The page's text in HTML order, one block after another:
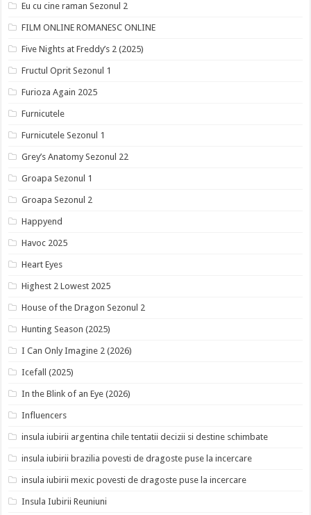
Eu cu cine raman Sezonul 2
FILM ONLINE ROMANESC ONLINE
Five Nights at Freddy’s 2 (2025)
Fructul Oprit Sezonul 1
Furioza Again 2025
Furnicutele
Furnicutele Sezonul 1
Grey’s Anatomy Sezonul 22
Groapa Sezonul 1
Groapa Sezonul 2
Happyend
Havoc 2025
Heart Eyes
Highest 2 Lowest 2025
House of the Dragon Sezonul 2
Hunting Season (2025)
I Can Only Imagine 2 (2026)
Icefall (2025)
In the Blink of an Eye (2026)
Influencers
insula iubirii argentina chile tentatii decizii si destine schimbate
insula iubirii brazilia povesti de dragoste puse la incercare
insula iubirii mexic povesti de dragoste puse la incercare
Insula Iubirii Reuniuni